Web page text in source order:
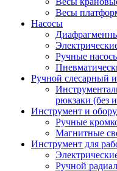
Весы
Насосы
Ручные
Ручной слесарный
рюкзаки (без
Инструмент и
Ручные
Магнитные
Инструмент для
Ручной